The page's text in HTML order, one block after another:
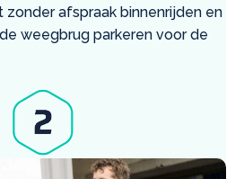
zonder afspraak binnenrijden en
weegbrug parkeren voor de